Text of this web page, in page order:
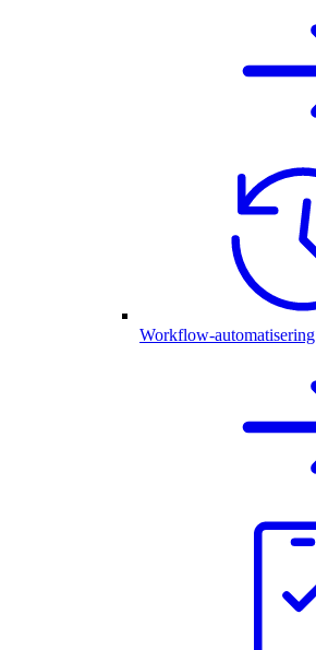
Workflow-automatisering